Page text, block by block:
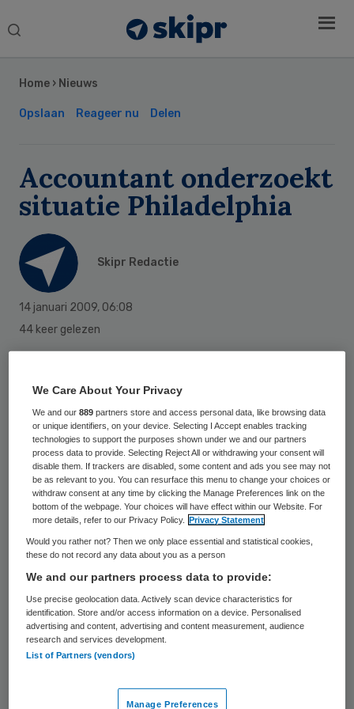
Search
Home › Nieuws
Opslaan Reageer nu Delen
Accountant onderzoekt
situatie Philadelphia
Skipr Redactie
14 januari 2009, 06:08
44 keer gelezen
hoe ernstig de financiële situatie van
Philadelphia Zorg is. Met grote spoed is een
accountant ingeschakeld, heeft
ABVAKABO-bestuurder Kramer dinsdag na
afloop van een gesprek met de raad van
bestuur laten weten.
Verliezen
Kramer zegt tijdens het gesprek geen beeld
te hebben gekregen hoe hoog de tekorten
zijn van de al maanden in moeilijkheden
bevestigde vorige week dat er afgelopen
Sidebar
We Care About Your Privacy
We and our889 partners store and access personal data, like browsing data
or unique identifiers, on your device. Selecting I Accept enables tracking
technologies to support the purposes shown under we and our partners
process data to provide. Selecting Reject All or withdrawing your consent will
disable them. If trackers are disabled, some content and ads you see may not
be as relevant to you. You can resurface this menu to change your choices or
withdraw consent at any time by clicking the Manage Preferences link on the
bottom of the webpage. Your choices will have effect within our Website. For
more details, refer to our Privacy Policy.
Privacy Statement
Would you rather not? Then we only place essential and statistical cookies,
these do not record any data about you as a person
We and our partners process data to provide:
Use precise geolocation data. Actively scan device characteristics for
identification. Store and/or access information on a device. Personalised
advertising and content, advertising and content measurement, audience
research and services development.
List of Partners (vendors)
Manage Preferences